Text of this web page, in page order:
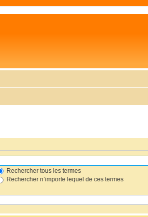
Rechercher tous les termes
Rechercher n’importe lequel de ces termes